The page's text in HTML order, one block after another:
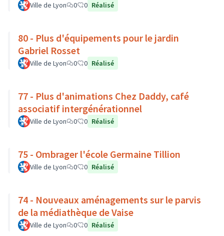
Ville de Lyon 0 0 Réalisé
80 - Plus d'équipements pour le jardin
Gabriel Rosset
Ville de Lyon 0 0 Réalisé
77 - Plus d'animations Chez Daddy, café
associatif intergénérationnel
Ville de Lyon 0 0 Réalisé
75 - Ombrager l'école Germaine Tillion
Ville de Lyon 0 0 Réalisé
74 - Nouveaux aménagements sur le parvis
de la médiathèque de Vaise
Ville de Lyon 0 0 Réalisé